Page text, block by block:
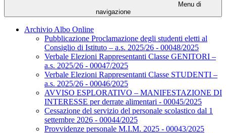
Menu di
navigazione
Archivio Albo Online
Pubblicazione Proclamazione degli studenti eletti al
Consiglio di Istituto – a.s. 2025/26 - 00048/2025
Verbale Elezioni Rappresentanti Classe GENITORI –
a.s. 2025/26 - 00047/2025
Verbale Elezioni Rappresentanti Classe STUDENTI –
a.s. 2025/26 - 00046/2025
AVVISO ESPLORATIVO – MANIFESTAZIONE DI
INTERESSE per derrate alimentari - 00045/2025
Cessazione del servizio del personale scolastico dal 1
settembre 2026 - 00044/2025
Provvidenze personale M.I.M. 2025 - 00043/2025